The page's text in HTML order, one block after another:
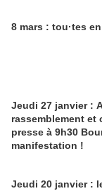
8 mars : tou·tes
Jeudi 27 janvier :
rassemblement et
presse à 9h30
manifestation !
Jeudi 20 janvier :